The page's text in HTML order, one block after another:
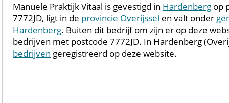
Manuele Praktijk Vitaal is gevestigd in Hardenberg op
7772JD, ligt in de provincie Overijssel en valt onder
Hardenberg. Buiten dit bedrijf om zijn er op deze
bedrijven met postcode 7772JD. In Hardenberg
bedrijven geregistreerd op deze website.